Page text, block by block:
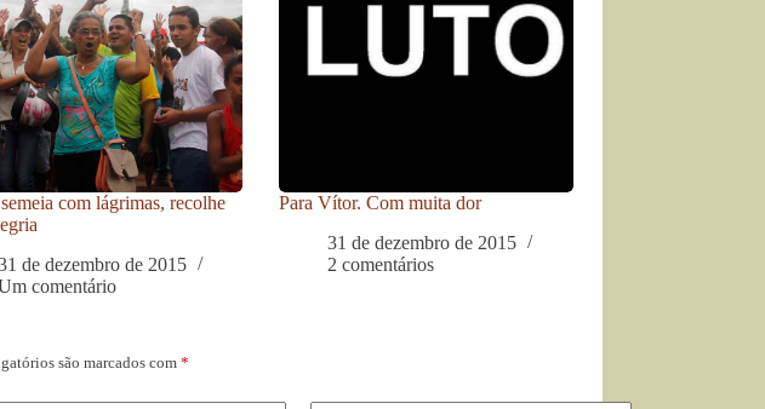
com lágrimas, recolhe
de dezembro de 2015
comentário
Para Vítor. Com muita dor
31 de dezembro de 2015
2 comentários
são marcados com*